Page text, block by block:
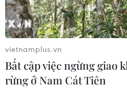
vietnamplus.vn
Bất cập việc ngừng giao
rừng ở Nam Cát Tiên